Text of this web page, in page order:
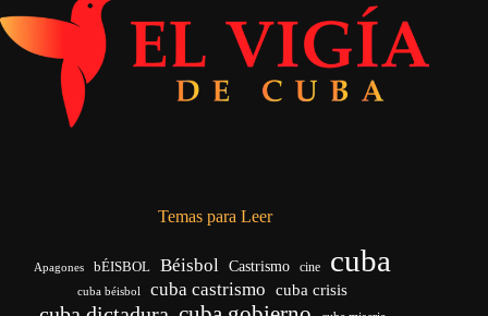
Temas para Leer
Apagones bÉISBOL Béisbol Castrismo cine cuba
cuba béisbol cuba castrismo cuba crisis